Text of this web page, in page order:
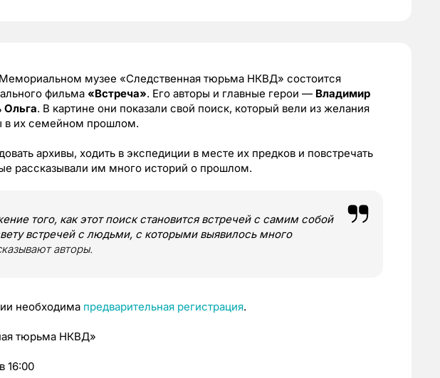
музее «Следственная тюрьма НКВД» состоится
фильма «Встреча». Его авторы и главные герои — Владимир
Ольга. В картине они показали свой поиск, который вели из желания
в их семейном прошлом.
архивы, ходить в экспедиции в месте их предков и повстречать
рассказывали им много историй о прошлом.
того, как этот поиск становится встречей с самим собой
встречей с людьми, с которыми выявилось много
авторы.
необходима предварительная регистрация.
тюрьма НКВД»
16:00